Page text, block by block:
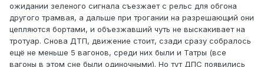
ожидании зеленого сигнала съезжает с рельс для обгона
другого трамвая, а дальше при трогании на разрешающий они
цепляются бортами, и объезжавший чуть не выскакивает на
тротуар. Снова ДТП, движение стоит, сзади сразу собралось
ещё не меньше 5 вагонов, среди них были и Татры (все
вагоны в этом сне были одиночными). Но тут ДПС появились